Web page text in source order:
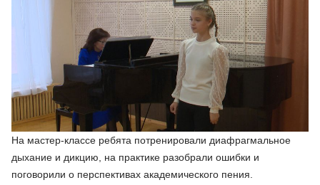
На мастер-классе ребята потренировали диафрагмальное
дыхание и дикцию, на практике разобрали ошибки и
поговорили о перспективах академического пения.